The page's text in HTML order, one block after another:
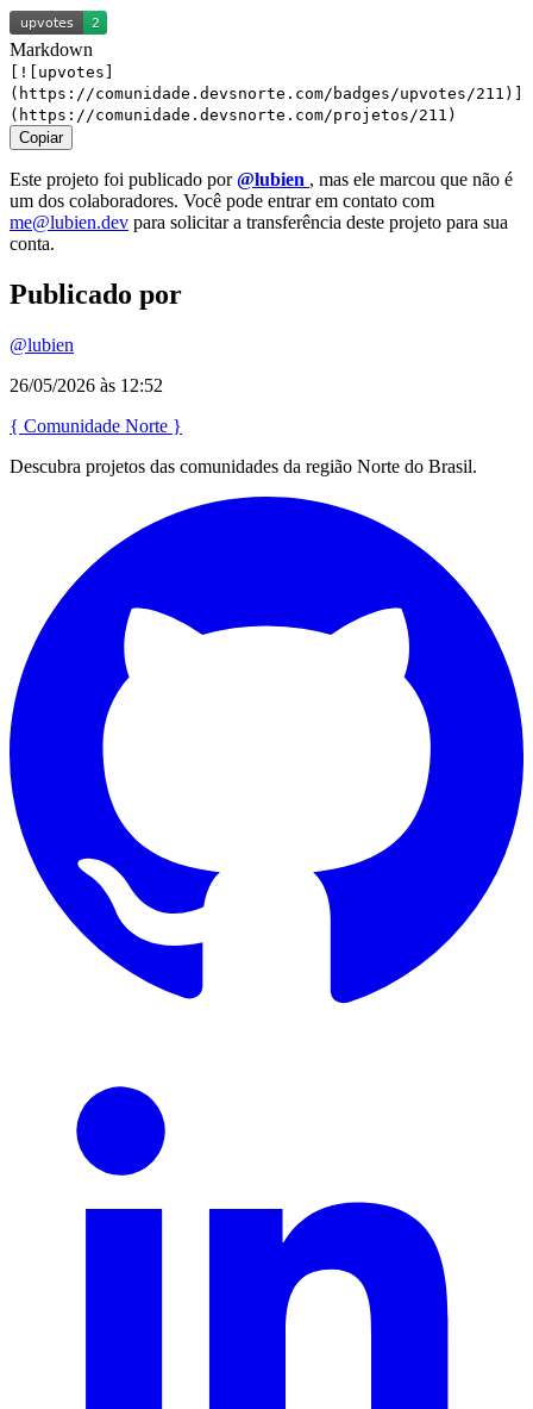
Markdown
[![upvotes]
(https://comunidade.devsnorte.com/badges/upvotes/211)]
(https://comunidade.devsnorte.com/projetos/211)
Copiar
Este projeto foi publicado por@lubien , mas ele marcou que não é
um dos colaboradores. Você pode entrar em contato com
me@lubien.dev para solicitar a transferência deste projeto para sua
conta.
Publicado por
@lubien
26/05/2026 às 12:52
{ Comunidade Norte }
Descubra projetos das comunidades da região Norte do Brasil.